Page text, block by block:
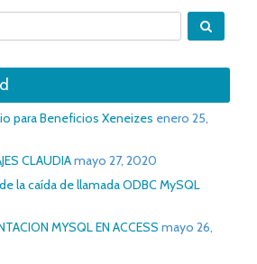
para Beneficios Xeneizes enero 25,
CLAUDIAmayo 27, 2020
la caída de llamada ODBC MySQL
MYSQL EN ACCESS mayo 26,